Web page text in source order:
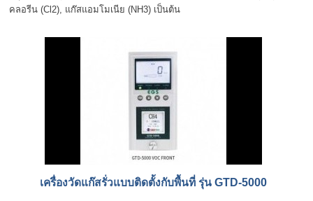
คลอรีน (Cl2), แก๊สแอมโมเนีย (NH3) เป็นต้น
เครื่องวัดแก๊สรั่วแบบติดตั้งกับพื้นที่ รุ่น GTD-5000